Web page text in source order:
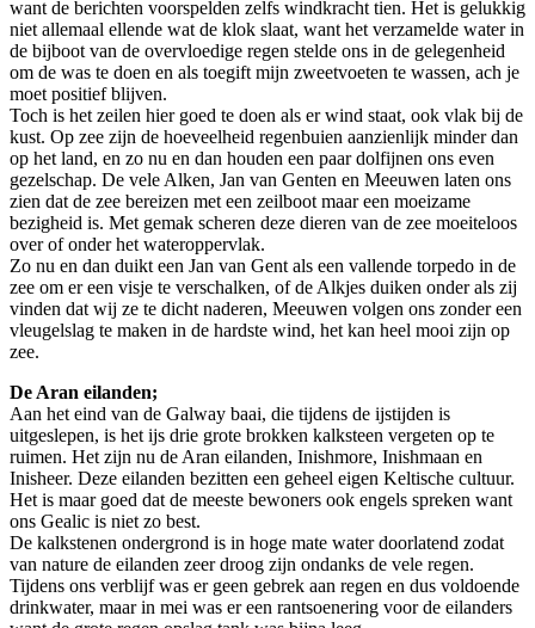
want de berichten voorspelden zelfs windkracht tien. Het is gelukkig
niet allemaal ellende wat de klok slaat, want het verzamelde water in
de bijboot van de overvloedige regen stelde ons in de gelegenheid
om de was te doen en als toegift mijn zweetvoeten te wassen, ach je
moet positief blijven.
Toch is het zeilen hier goed te doen als er wind staat, ook vlak bij de
kust. Op zee zijn de hoeveelheid regenbuien aanzienlijk minder dan
op het land, en zo nu en dan houden een paar dolfijnen ons even
gezelschap. De vele Alken, Jan van Genten en Meeuwen laten ons
zien dat de zee bereizen met een zeilboot maar een moeizame
bezigheid is. Met gemak scheren deze dieren van de zee moeiteloos
over of onder het wateroppervlak.
Zo nu en dan duikt een Jan van Gent als een vallende torpedo in de
zee om er een visje te verschalken, of de Alkjes duiken onder als zij
vinden dat wij ze te dicht naderen, Meeuwen volgen ons zonder een
vleugelslag te maken in de hardste wind, het kan heel mooi zijn op
zee.
De Aran eilanden;
Aan het eind van de Galway baai, die tijdens de ijstijden is
uitgeslepen, is het ijs drie grote brokken kalksteen vergeten op te
ruimen. Het zijn nu de Aran eilanden, Inishmore, Inishmaan en
Inisheer. Deze eilanden bezitten een geheel eigen Keltische cultuur.
Het is maar goed dat de meeste bewoners ook engels spreken want
ons Gealic is niet zo best.
De kalkstenen ondergrond is in hoge mate water doorlatend zodat
van nature de eilanden zeer droog zijn ondanks de vele regen.
Tijdens ons verblijf was er geen gebrek aan regen en dus voldoende
drinkwater, maar in mei was er een rantsoenering voor de eilanders